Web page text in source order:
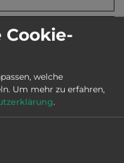
1.4.. bis 30.10.
entfernt
Cookie-
welche
Um mehr zu erfahren,
.